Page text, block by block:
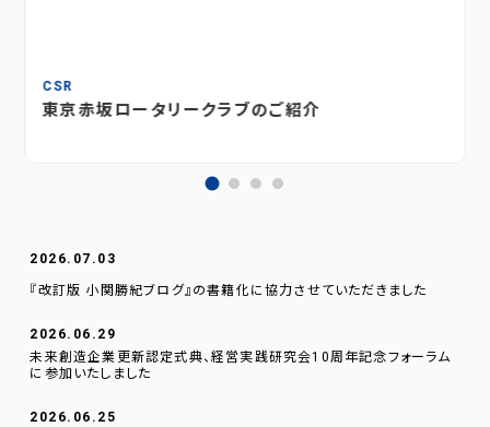
CSR
東京赤坂ロータリークラブのご紹介
2026.07.03
『改訂版 小関勝紀ブログ』の書籍化に協力させていただきました
2026.06.29
未来創造企業更新認定式典、経営実践研究会10周年記念フォーラム
に参加いたしました
2026.06.25